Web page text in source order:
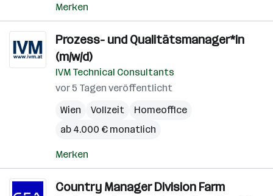
Merken
Prozess- und Qualitätsmanager*in
(m/w/d)
IVM Technical Consultants
vor 5 Tagen veröffentlicht
Wien
Vollzeit
Homeoffice
ab 4.000 € monatlich
Merken
Country Manager Division Farm